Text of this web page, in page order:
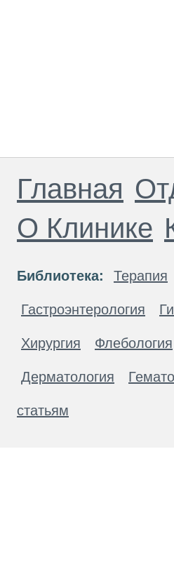
Главная
О Клинике
Библиотека: Терапия
Гастроэнтерология
Хирургия Флебология
Дерматология
статьям